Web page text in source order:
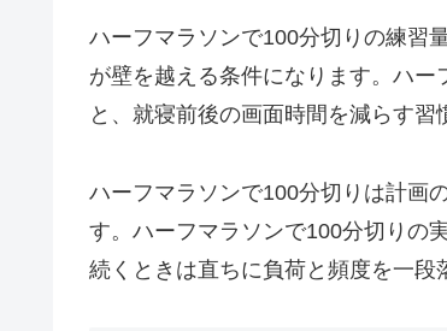
ハーフマラソンで100分切りの練習
が壁を越える条件になります。ハ
と、就寝前後の画面時間を減らす習
ハーフマラソンで100分切りは計画
す。ハーフマラソンで100分切りの
続くときは直ちに負荷と頻度を一段